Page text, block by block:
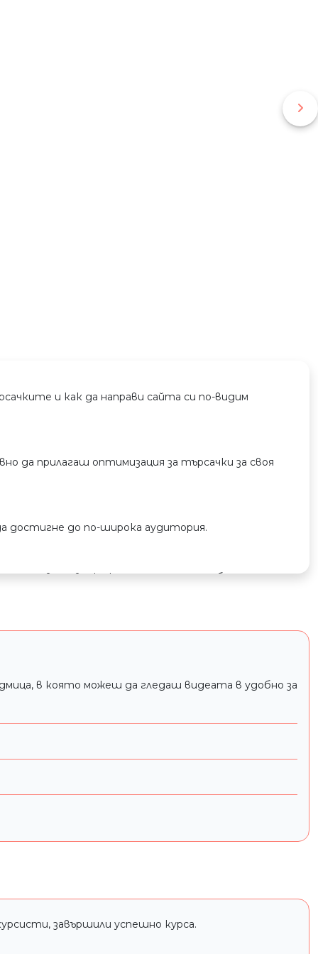
и как да направи сайта си по-видим
да прилагаш оптимизация за търсачки за своя
достигне до по-широка аудитория.
за всеки клиент, търсещ добре
в която можеш да гледаш видеата в удобно за
завършили успешно курса.